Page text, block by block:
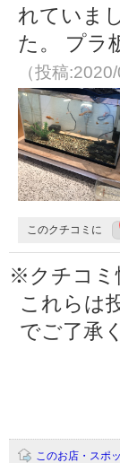
れていま
た。 プラ
（投稿
このクチコミに
※クチコミ
これらは
でご了承
このお店・スポ